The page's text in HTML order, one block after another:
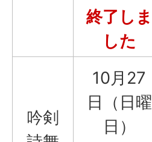
終了しま
した
吟剣
10月27
日（日曜
日）